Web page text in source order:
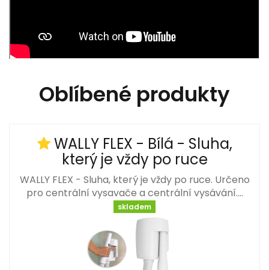
Oblíbené produkty
WALLY FLEX - Bílá - Sluha,
který je vždy po ruce
WALLY FLEX - Sluha, který je vždy po ruce. Určeno
pro centrální vysavače a centrální vysávání.…
skladem